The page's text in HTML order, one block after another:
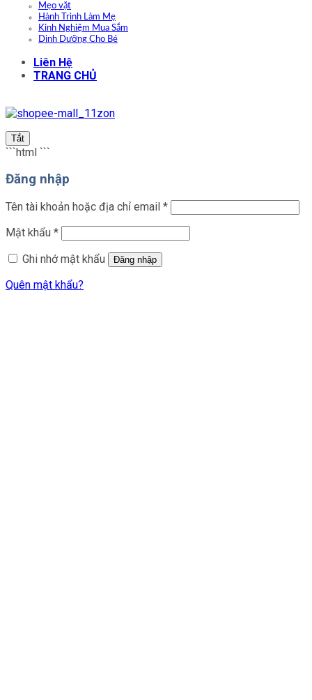
Mẹo vặt
Hành Trình Làm Mẹ
Kinh Nghiệm Mua Sắm
Dinh Dưỡng Cho Bé
Liên Hệ
TRANG CHỦ
Tắt
```html ```
Đăng nhập
Tên tài khoản hoặc địa chỉ email *Bắt
buộc
Mật khẩu *Bắt
buộc
Ghi nhớ mật khẩu
Đăng nhập
Quên mật khẩu?